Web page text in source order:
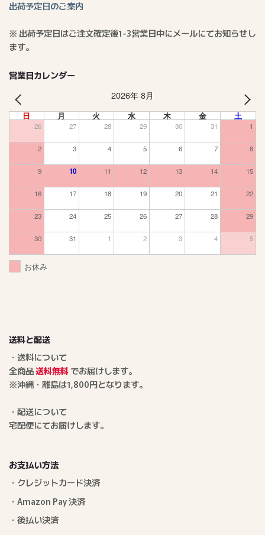
出荷予定日のご案内
※ 出荷予定日はご注文確定後1-3営業日中にメールにてお知らせし
ます。
営業日カレンダー
2026年 8月
日 月 火 水 木 金 土
26 27 28 29 30 31 1
2 3 4 5 6 7 8
9 10 11 12 13 14 15
16 17 18 19 20 21 22
23 24 25 26 27 28 29
30 31 1 2 3 4 5
お休み
送料と配送
・送料について
全商品送料無料でお届けします。
※沖縄・離島は1,800円となります。
・配送について
宅配便にてお届けします。
お支払い方法
・クレジットカード決済
・Amazon Pay 決済
・後払い決済